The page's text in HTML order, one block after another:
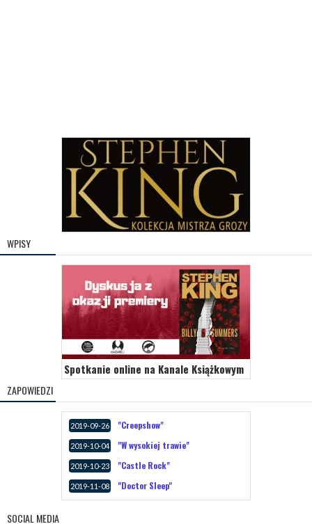
WPISY
Spotkanie online na Kanale Książkowym
ZAPOWIEDZI
2019-09-26 "Creepshow"
2019-10-04 "W wysokiej trawie"
2019-10-23 "Castle Rock"
2019-11-08 "Doctor Sleep"
SOCIAL MEDIA